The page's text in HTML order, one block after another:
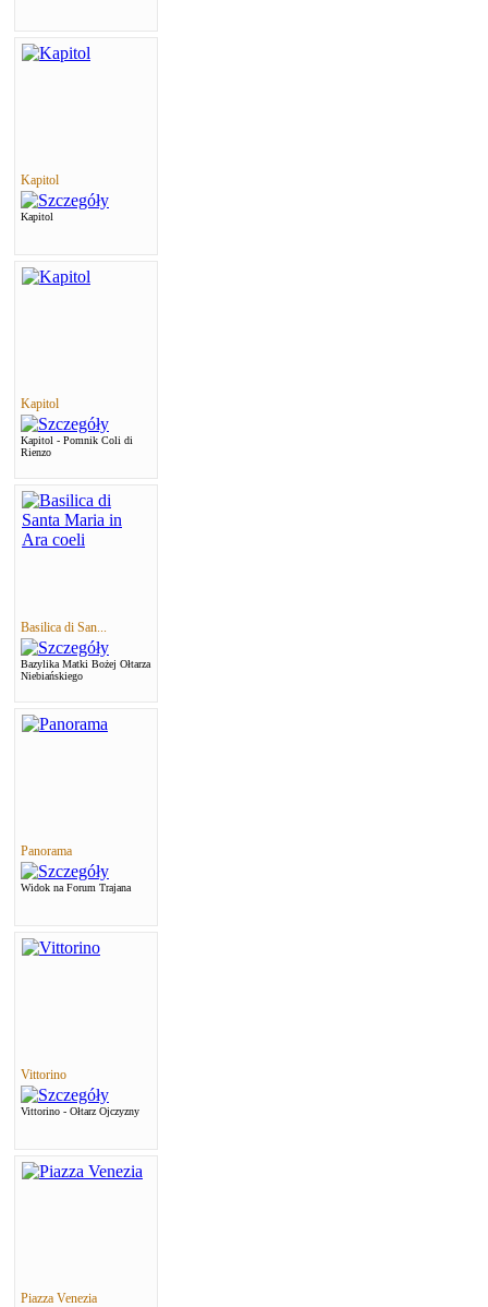
Kapitol
Kapitol
Kapitol
Kapitol - Pomnik Coli di
Rienzo
Basilica di San...
Bazylika Matki Bożej Ołtarza
Niebiańskiego
Panorama
Widok na Forum Trajana
Vittorino
Vittorino - Ołtarz Ojczyzny
Piazza Venezia